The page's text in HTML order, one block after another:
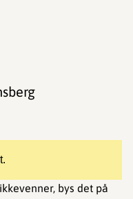
bys det på